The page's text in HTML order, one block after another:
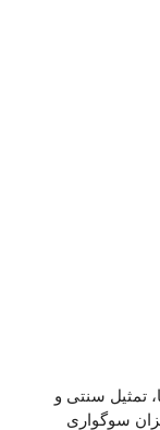
تمثیل سنتی و
سوگواری